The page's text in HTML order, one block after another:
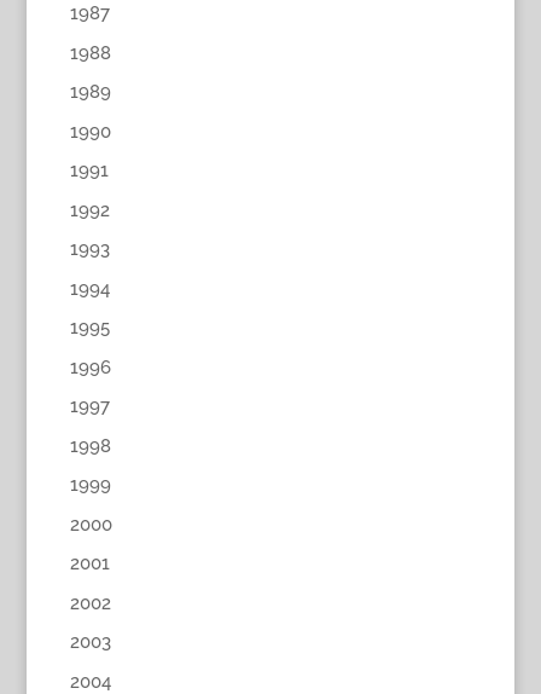
1987
1988
1989
1990
1991
1992
1993
1994
1995
1996
1997
1998
1999
2000
2001
2002
2003
2004